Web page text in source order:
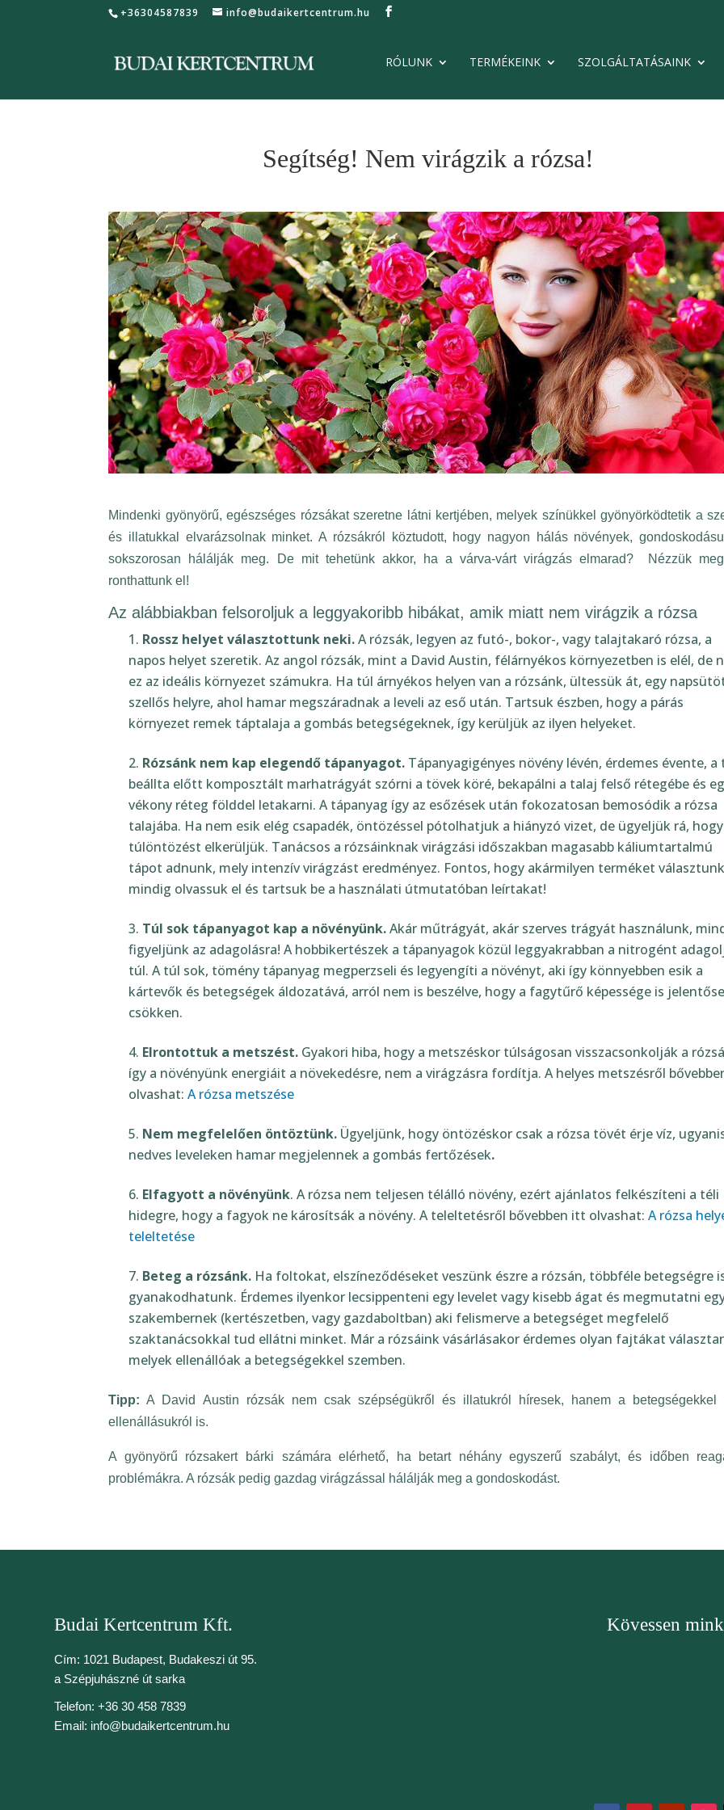
+36304587839 info@budaikertcentrum.hu
RÓLUNK TERMÉKEINK SZOLGÁLTATÁSAINK
Segítség! Nem virágzik a rózsa!
Mindenki gyönyörű, egészséges rózsákat szeretne látni kertjében, melyek színükkel gyönyörködtetik a
és illatukkal elvarázsolnak minket. A rózsákról köztudott, hogy nagyon hálás növények,
sokszorosan hálálják meg. De mit tehetünk akkor, ha a várva-várt virágzás elmarad? Nézzük meg
ronthattunk el!
Az alábbiakban felsoroljuk a leggyakoribb hibákat, amik miatt nem virágzik a rózsa
Rossz helyet választottunk neki. A rózsák, legyen az futó-, bokor-, vagy talajtakaró rózsa, a
napos helyet szeretik. Az angol rózsák, mint a David Austin, félárnyékos környezetben is elél, de
nem ez az ideális környezet számukra. Ha túl árnyékos helyen van a rózsánk, ültessük át, egy
napsütötte, szellős helyre, ahol hamar megszáradnak a leveli az eső után. Tartsuk észben, hogy a
párás környezet remek táptalaja a gombás betegségeknek, így kerüljük az ilyen helyeket.
Rózsánk nem kap elegendő tápanyagot. Tápanyagigényes növény lévén, érdemes évente, a
beállta előtt komposztált marhatrágyát szórni a tövek köré, bekapálni a talaj felső rétegébe és
vékony réteg földdel letakarni. A tápanyag így az esőzések után fokozatosan bemosódik a rózsa
talajába. Ha nem esik elég csapadék, öntözéssel pótolhatjuk a hiányzó vizet, de ügyeljük rá,
túlöntözést elkerüljük. Tanácsos a rózsáinknak virágzási időszakban magasabb káliumtartalmú
tápot adnunk, mely intenzív virágzást eredményez. Fontos, hogy akármilyen terméket választunk,
mindig olvassuk el és tartsuk be a használati útmutatóban leírtakat!
Túl sok tápanyagot kap a növényünk. Akár műtrágyát, akár szerves trágyát használunk,
figyeljünk az adagolásra! A hobbikertészek a tápanyagok közül leggyakrabban a nitrogént
adagolják túl. A túl sok, tömény tápanyag megperzseli és legyengíti a növényt, aki így könnyebben
esik a kártevők és betegségek áldozatává, arról nem is beszélve, hogy a fagytűrő képessége is
jelentősen csökken.
Elrontottuk a metszést. Gyakori hiba, hogy a metszéskor túlságosan visszacsonkolják a
így a növényünk energiáit a növekedésre, nem a virágzásra fordítja. A helyes metszésről
itt olvashat:A rózsa metszése
Nem megfelelően öntöztünk. Ügyeljünk, hogy öntözéskor csak a rózsa tövét érje víz,
nedves leveleken hamar megjelennek a gombás fertőzések.
Elfagyott a növényünk. A rózsa nem teljesen télálló növény, ezért ajánlatos felkészíteni a téli
hidegre, hogy a fagyok ne károsítsák a növény. A teleltetésről bővebben itt olvashat: A rózsa
teleltetése
Beteg a rózsánk. Ha foltokat, elszíneződéseket veszünk észre a rózsán, többféle betegségre
gyanakodhatunk. Érdemes ilyenkor lecsippenteni egy levelet vagy kisebb ágat és megmutatni egy
szakembernek (kertészetben, vagy gazdaboltban) aki felismerve a betegséget megfelelő
szaktanácsokkal tud ellátni minket. Már a rózsáink vásárlásakor érdemes olyan fajtákat
melyek ellenállóak a betegségekkel szemben.
Tipp:A David Austin rózsák nem csak szépségükről és illatukról híresek, hanem a betegségekkel
ellenállásukról is.
A gyönyörű rózsakert bárki számára elérhető, ha betart néhány egyszerű szabályt, és időben reagál
problémákra. A rózsák pedig gazdag virágzással hálálják meg a gondoskodást.
Budai Kertcentrum Kft.
Cím: 1021 Budapest, Budakeszi út
95.
Telefon: +36 30 458 7839
Kövessen
Feliratkozás